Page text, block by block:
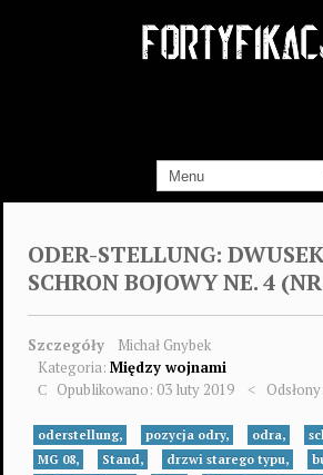
ODER-STELLUNG:
SCHRON BOJOWY NE. 4
Szczegóły
Michał Gnybek
Kategoria: Między wojnami
Opublikowano: 03 luty 2019
oderstellung, pozycja odry, odra,
MG 08,
Stand, drzwi starego typu,